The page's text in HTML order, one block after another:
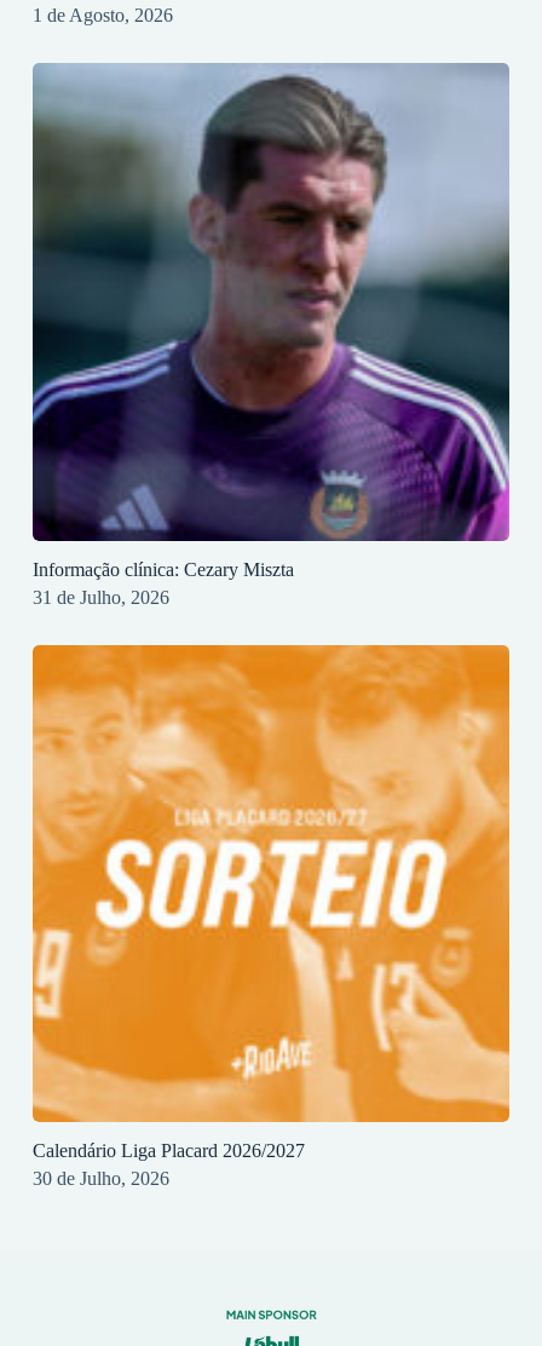
1 de Agosto, 2026
Informação clínica: Cezary Miszta
31 de Julho, 2026
Calendário Liga Placard 2026/2027
30 de Julho, 2026